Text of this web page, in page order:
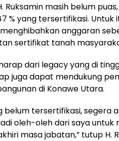
Ruksamin masih belum
% yang tersertifikasi. Untuk
anggaran
sertifikat tanah
dari legacy yang di
juga dapat mendukung
di Konawe Utara.
belum tersertifikasi,
oleh-oleh dari saya
masa jabatan,” tutup H.